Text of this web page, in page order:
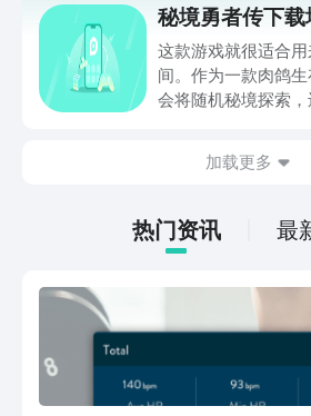
app进行下载会更加
利最多的游戏平台，
游戏资源，还能及时
动内容等相关信息。
秘境勇者传下
这款游戏就很适合
间。作为一款肉鸽
会将随机秘境探索
接就可以下载。游
打发无聊的时间，可
加载更多
热门资讯 最